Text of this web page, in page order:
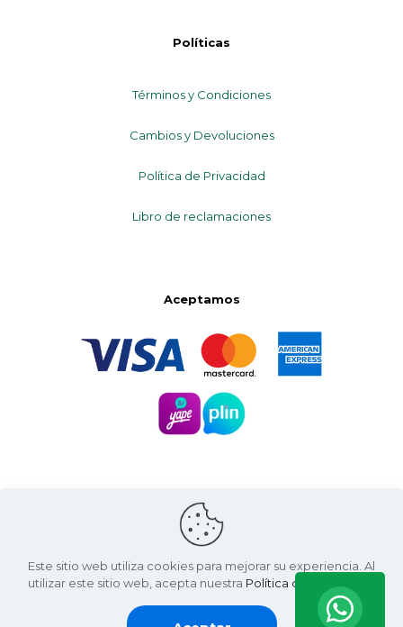
Políticas
Términos y Condiciones
Cambios y Devoluciones
Política de Privacidad
Libro de reclamaciones
Aceptamos
Santa Natura ©2026 | Living Green International SAC
Este sitio web utiliza cookies para mejorar su experiencia. Al
utilizar este sitio web, acepta nuestra Política de Privacidad